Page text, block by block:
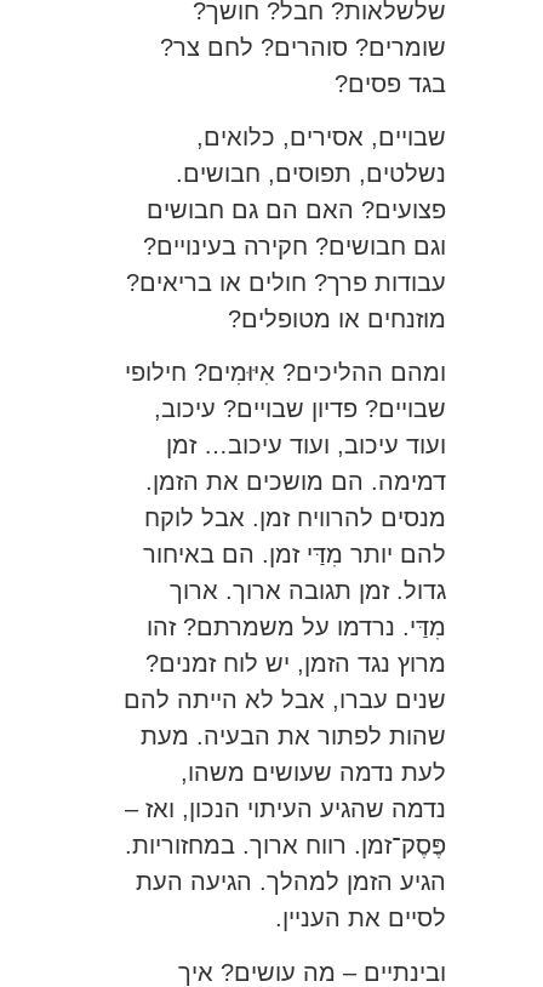
שלשלאות? חבל? חושך?
שומרים? סוהרים? לחם צר?
בגד פסים?
שבויים, אסירים, כלואים,
נשלטים, תפוסים, חבושים.
פצועים? האם הם גם חבושים
וגם חבושים? חקירה בעינויים?
עבודות פרך? חולים או בריאים?
מוזנחים או מטופלים?
ומהם ההליכים? אִיּוּמִים? חילופי
שבויים? פדיון שבויים? עיכוב,
ועוד עיכוב, ועוד עיכוב… זמן
דמימה. הם מושכים את הזמן.
מנסים להרוויח זמן. אבל לוקח
להם יותר מִדַּי זמן. הם באיחור
גדול. זמן תגובה ארוך. ארוך
מִדַּי. נרדמו על משמרתם? זהו
מרוץ נגד הזמן, יש לוח זמנים?
שנים עברו, אבל לא הייתה להם
שהות לפתור את הבעיה. מעת
לעת נדמה שעושים משהו,
נדמה שהגיע העיתוי הנכון, ואז –
פֶּסֶק־זמן. רווח ארוך. במחזוריות.
הגיע הזמן למהלך. הגיעה העת
לסיים את העניין.
ובינתיים – מה עושים? איך